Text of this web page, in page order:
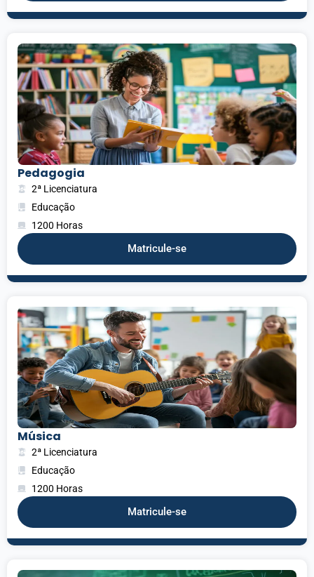
Pedagogia
2ª Licenciatura
Educação
1200 Horas
Matricule-se
Música
2ª Licenciatura
Educação
1200 Horas
Matricule-se